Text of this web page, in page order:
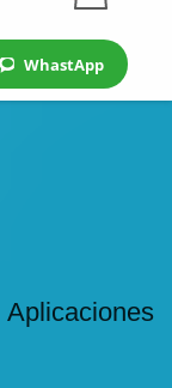
WhastApp
Aplicaciones